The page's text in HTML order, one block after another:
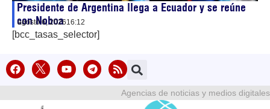
Presidente de Argentina llega a Ecuador y se reúne
con Noboa
agosto 6, 202616:12
[bcc_tasas_selector]
Agencias de noticias y medios digitales